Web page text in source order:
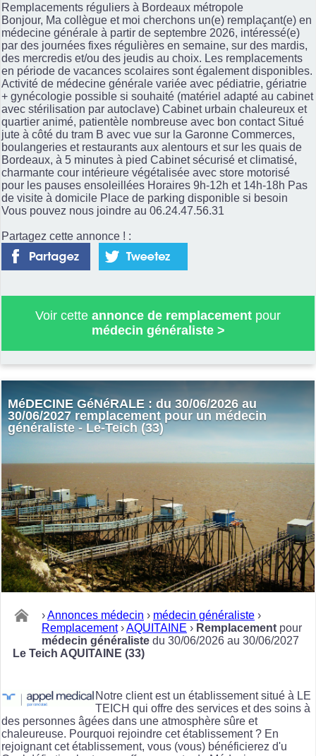
Remplacements réguliers à Bordeaux métropole
Bonjour, Ma collègue et moi cherchons un(e) remplaçant(e) en
médecine générale à partir de septembre 2026, intéressé(e)
par des journées fixes régulières en semaine, sur des mardis,
des mercredis et/ou des jeudis au choix. Les remplacements
en période de vacances scolaires sont également disponibles.
Activité de médecine générale variée avec pédiatrie, gériatrie
+ gynécologie possible si souhaité (matériel adapté au cabinet
avec stérilisation par autoclave) Cabinet urbain chaleureux et
quartier animé, patientèle nombreuse avec bon contact Situé
jute à côté du tram B avec vue sur la Garonne Commerces,
boulangeries et restaurants aux alentours et sur les quais de
Bordeaux, à 5 minutes à pied Cabinet sécurisé et climatisé,
charmante cour intérieure végétalisée avec store motorisé
pour les pauses ensoleillées Horaires 9h-12h et 14h-18h Pas
de visite à domicile Place de parking disponible si besoin
Vous pouvez nous joindre au 06.24.47.56.31
Partagez cette annonce ! :
Voir cette annonce de remplacement pour
médecin généraliste>
MéDECINE GéNéRALE : du 30/06/2026 au
30/06/2027 remplacement pour un médecin
généraliste - Le-Teich (33)
›Annonces médecin › médecin généraliste ›
Remplacement ›AQUITAINE › Remplacement pour
médecin généraliste du 30/06/2026 au 30/06/2027
Le Teich AQUITAINE (33)
Notre client est un établissement situé à LE
TEICH qui offre des services et des soins à
des personnes âgées dans une atmosphère sûre et
chaleureuse. Pourquoi rejoindre cet établissement ? En
rejoignant cet établissement, vous (vous) bénéficierez d'u